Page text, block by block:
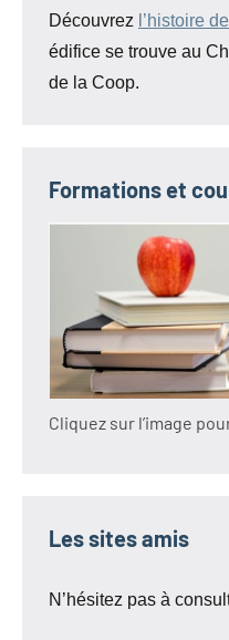
Découvrez l’histoire
édifice se trouve au
de la Coop.
Formations et
Cliquez sur l’image
Les sites amis
N’hésitez pas à